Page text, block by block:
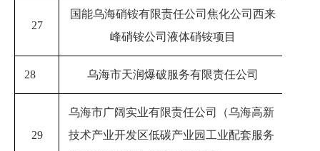
27
国能乌海硝铵有限责任公司焦化公司西来
峰硝铵公司液体硝铵项目
28 乌海市天润爆破服务有限责任公司
29
乌海市广阔实业有限责任公司（乌海高新
技术产业开发区低碳产业园工业配套服务